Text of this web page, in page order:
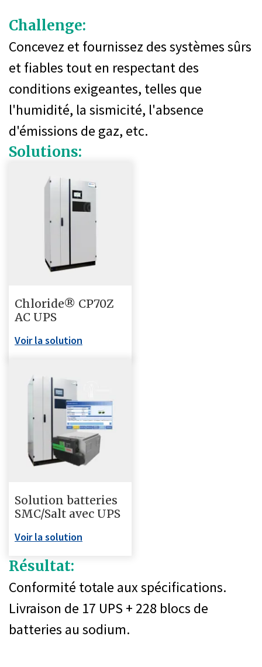
Challenge:
Concevez et fournissez des systèmes sûrs
et fiables tout en respectant des
conditions exigeantes, telles que
l'humidité, la sismicité, l'absence
d'émissions de gaz, etc.
Solutions:
Chloride® CP70Z
AC UPS
Voir la solution
Solution batteries
SMC/Salt avec UPS
Voir la solution
Résultat:
Conformité totale aux spécifications.
Livraison de 17 UPS + 228 blocs de
batteries au sodium.